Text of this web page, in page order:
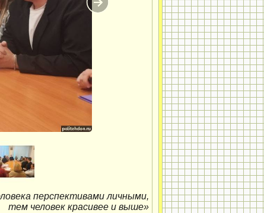
перспективами личными,
тем человек красивее и выше»